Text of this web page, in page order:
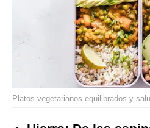
Platos vegetarianos equilibrados y